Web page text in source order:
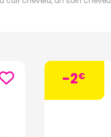
-2€